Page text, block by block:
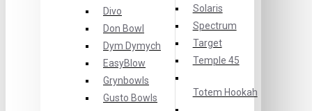
Divo
Don Bowl
Dym Dymych
EasyBlow
Grynbowls
Gusto Bowls
Solaris
Spectrum
Target
Temple 45
Totem Hookah